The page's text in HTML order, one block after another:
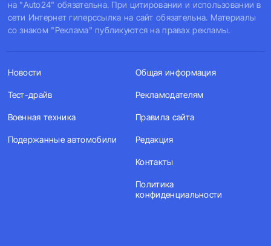
на "Auto24" обязательна. При цитировании и использовании в
сети Интернет гиперссылка на сайт обязательна. Материалы
со знаком "Реклама" публикуются на правах рекламы.
Новости
Тест-драйв
Военная техника
Подержанные автомобили
Общая информация
Рекламодателям
Правила сайта
Редакция
Контакты
Политика
конфиденциальности